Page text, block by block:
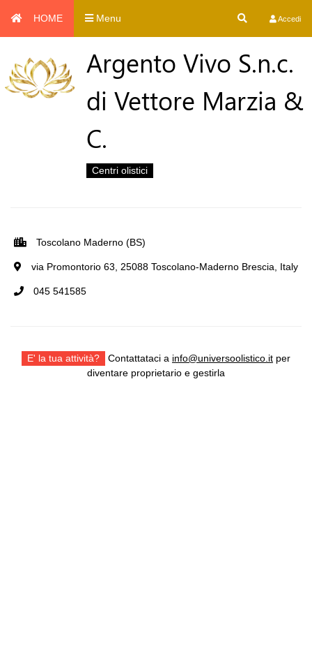
HOME Menu Accedi
Argento Vivo S.n.c.
di Vettore Marzia &
C.
Centri olistici
Toscolano Maderno (BS)
via Promontorio 63, 25088 Toscolano-Maderno Brescia, Italy
045 541585
E' la tua attività? Contattataci a info@universoolistico.it per
diventare proprietario e gestirla